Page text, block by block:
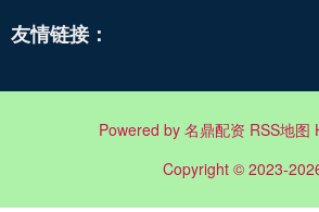
友情链接：
Powered by 名鼎配资 RSS地图
Copyright © 2023-